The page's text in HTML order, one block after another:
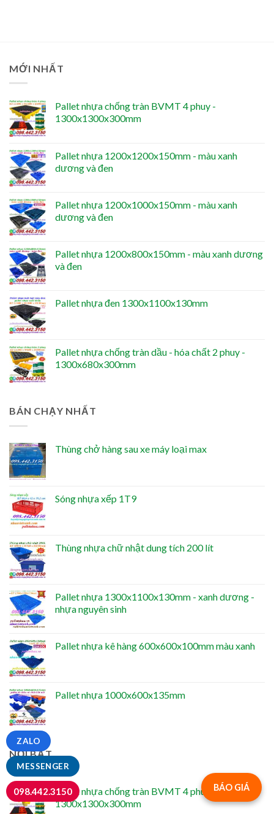
MỚI NHẤT
Pallet nhựa chống tràn BVMT 4 phuy -
1300x1300x300mm
Pallet nhựa 1200x1200x150mm - màu xanh
dương và đen
Pallet nhựa 1200x1000x150mm - màu xanh
dương và đen
Pallet nhựa 1200x800x150mm - màu xanh dương
và đen
Pallet nhựa đen 1300x1100x130mm
Pallet nhựa chống tràn dầu - hóa chất 2 phuy -
1300x680x300mm
BÁN CHẠY NHẤT
Thùng chở hàng sau xe máy loại max
Sóng nhựa xếp 1T9
Thùng nhựa chữ nhật dung tích 200 lít
Pallet nhựa 1300x1100x130mm - xanh dương -
nhựa nguyên sinh
Pallet nhựa kê hàng 600x600x100mm màu xanh
Pallet nhựa 1000x600x135mm
NỔI BẬT
Pallet nhựa chống tràn BVMT 4 phuy -
1300x1300x300mm
BÁO GIÁ
MESSENGER
ZALO
098.442.3150